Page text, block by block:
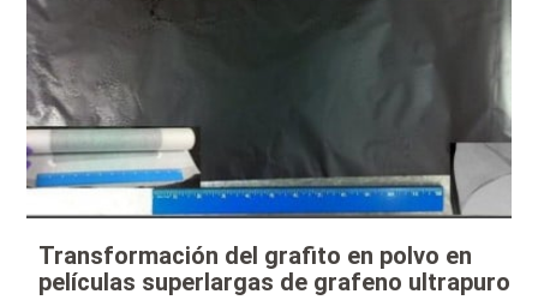
Transformación del grafito en polvo en
películas superlargas de grafeno ultrapuro